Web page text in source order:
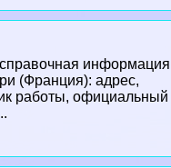
(Франция): адрес,
работы, официальный